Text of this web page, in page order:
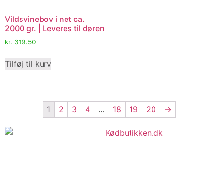
Vildsvinebov i net ca.
2000 gr. | Leveres til døren
kr. 319.50
Tilføj til kurv
1 2 3 4 … 18 19 20 →